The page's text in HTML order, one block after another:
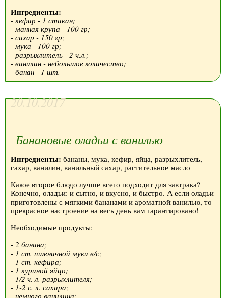
Ингредиенты:
- кефир - 1 стакан;
- манная крупа - 100 гр;
- сахар - 150 гр;
- мука - 100 гр;
- разрыхлитель - 2 ч.л.;
- ванилин - небольшое количество;
- банан - 1 шт.
20.10.2017
Банановые оладьи с ванилью
Ингредиенты: бананы, мука, кефир, яйца, разрыхлитель,
сахар, ванилин, ванильный сахар, растительное масло
Какое второе блюдо лучше всего подходит для завтрака?
Конечно, оладьи: и сытно, и вкусно, и быстро. А если оладьи
приготовлены с мягкими бананами и ароматной ванилью, то
прекрасное настроение на весь день вам гарантировано!
Необходимые продукты:
- 2 банана;
- 1 ст. пшеничной муки в/с;
- 1 ст. кефира;
- 1 куриной яйцо;
- 1/2 ч. л. разрыхлителя;
- 1-2 с. л. сахара;
- немного ванилина;